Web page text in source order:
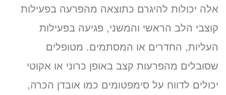
אלה יכולות להיגרם כתוצאה מהפרעה בפעילות
קוצבי הלב הראשי והמשני, פגיעה בפעילות
העליות, החדרים או המסתמים. מטופלים
שסובלים מהפרעות קצב באופן כרוני או אקוטי
יכולים לדווח על סימפטומים כמו אובדן הכרה,